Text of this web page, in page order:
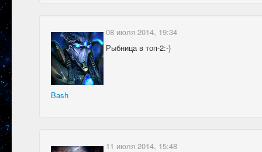
Bash
08 июля 2014, 19:34
Рыбница в топ-2:-)
11 июля 2014, 15:48